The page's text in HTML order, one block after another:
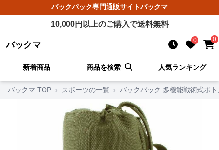
バックパック専門通販サイトバックマ
10,000円以上のご購入で送料無料
バックマ 0 0
新着商品 商品を検索 人気ランキング
バックマ TOP › スポーツの一覧 › バックパック 多機能戦術式ボ